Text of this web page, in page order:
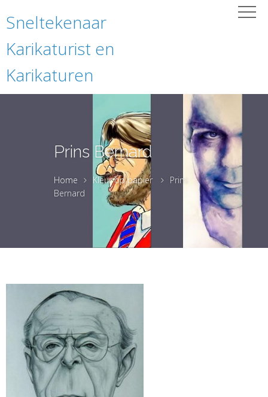
Sneltekenaar
Karikaturist en
Karikaturen
Prins Bernard
Home Kleur op papier
Prins
Bernard